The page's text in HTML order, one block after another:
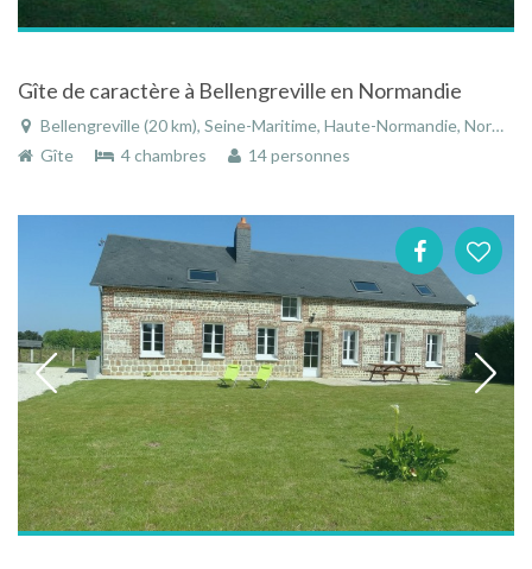
Gîte de caractère à Bellengreville en Normandie
Bellengreville (20 km), Seine-Maritime, Haute-Normandie, Normandie, France
Gîte
4 chambres 14 personnes